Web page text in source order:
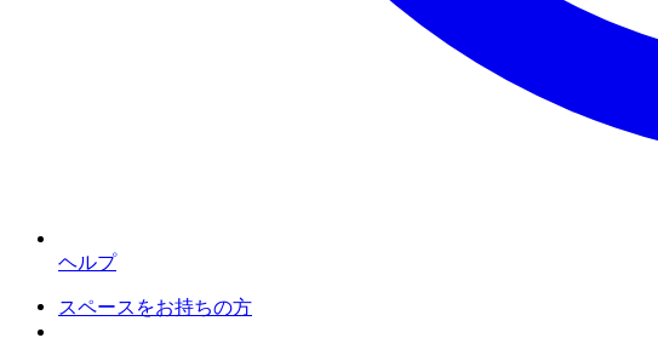
ヘルプ
スペースをお持ちの方